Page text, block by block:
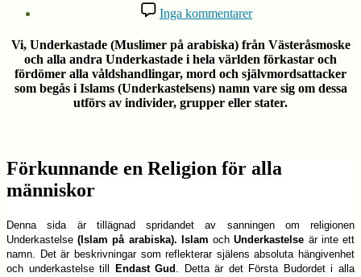
admin
juni,
2022
Inga kommentarertill
I
Guds
namn,
Den
Barmhärtigaste,
Den
Nådigaste
Vi, Underkastade (Muslimer på arabiska) från Västeråsmoske
och alla andra Underkastade i hela världen förkastar och
fördömer alla våldshandlingar, mord och självmordsattacker
som begås i Islams (Underkastelsens)namn vare sig om dessa
utförs av individer, grupper eller stater.
Förkunnande en Religion för alla
människor
Denna sida är tillägnad spridandet av sanningen om religionen
Underkastelse(Islam på arabiska). Islam ochUnderkastelse är inte ett
namn. Det är beskrivningar som reflekterar själens absoluta hängivenhet
och underkastelse till
Endast Gud . Detta är det Första Budordet i alla